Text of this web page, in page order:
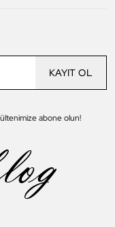
KAYIT OL
abone olun!